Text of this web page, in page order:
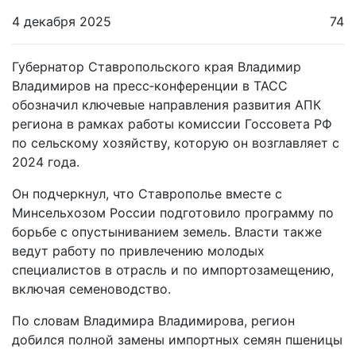
4 декабря 2025 74
Губернатор Ставропольского края Владимир
Владимиров на пресс‑конференции в ТАСС
обозначил ключевые направления развития АПК
региона в рамках работы комиссии Госсовета РФ
по сельскому хозяйству, которую он возглавляет с
2024 года.
Он подчеркнул, что Ставрополье вместе с
Минсельхозом России подготовило программу по
борьбе с опустыниванием земель. Власти также
ведут работу по привлечению молодых
специалистов в отрасль и по импортозамещению,
включая семеноводство.
По словам Владимира Владимирова, регион
добился полной замены импортных семян пшеницы